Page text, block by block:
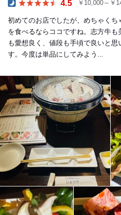
4.5 ￥10,000～￥
初めてのお店でしたが、めちゃく
を食べるならココですね。志方牛
も愛想良く、値段も手頃で良いと
す。今度は単品にしてみよう...